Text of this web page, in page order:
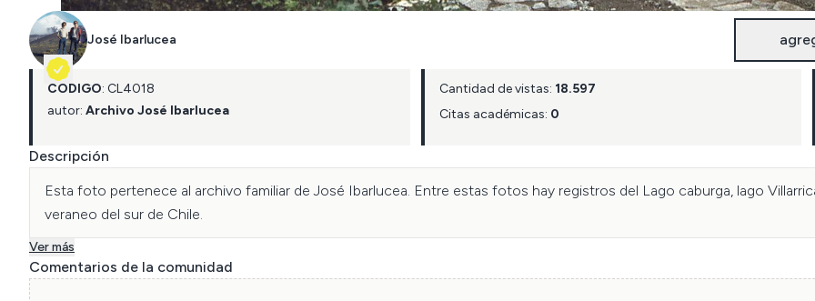
José Ibarlucea
CÓDIGO: CL4018
autor: Archivo José Ibarlucea
Cantidad de vistas: 18.597
Citas académicas: 0
Descripción
Esta foto pertenece al archivo familiar de José Ibarlucea. Entre estas fotos hay registros del Lago caburga, lago
Ver más
Comentarios de la comunidad